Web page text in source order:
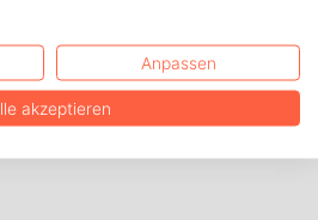
Anpassen
akzeptieren